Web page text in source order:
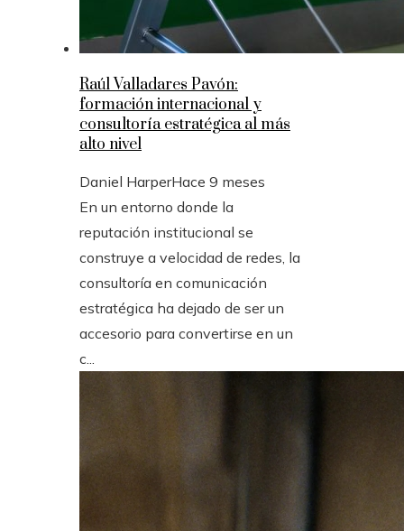
Raúl Valladares Pavón:
formación internacional y
consultoría estratégica al más
alto nivel
Daniel HarperHace 9 meses
En un entorno donde la
reputación institucional se
construye a velocidad de redes, la
consultoría en comunicación
estratégica ha dejado de ser un
accesorio para convertirse en un
c...